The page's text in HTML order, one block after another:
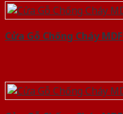
Cửa Gỗ Chống Cháy